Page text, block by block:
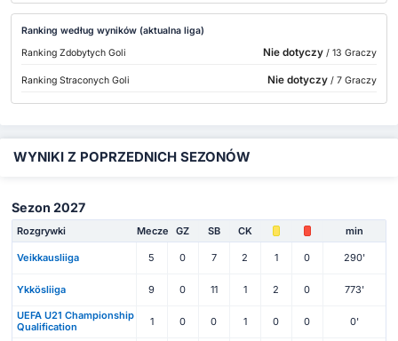
Ranking według wyników (aktualna liga)
Ranking Zdobytych Goli
Nie dotyczy/ 13 Graczy
Ranking Straconych Goli Nie dotyczy/ 7 Graczy
WYNIKI Z POPRZEDNICH SEZONÓW
Sezon 2027
Rozgrywki Mecze GZ SB CK min
Veikkausliiga 5 0 7 2 1 0 290'
Ykkösliiga 9 0 11 1 2 0 773'
UEFA U21 Championship
Qualification
1 0 0 1 0 0 0'